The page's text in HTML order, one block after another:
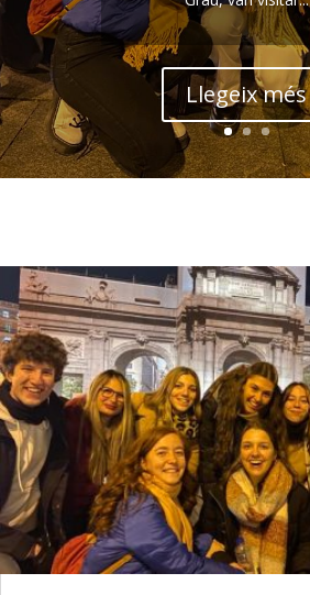
Llegeix més